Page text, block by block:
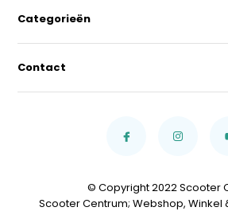
Categorieën
Contact
© Copyright 2022 Scooter
Scooter Centrum; Webshop, Winkel